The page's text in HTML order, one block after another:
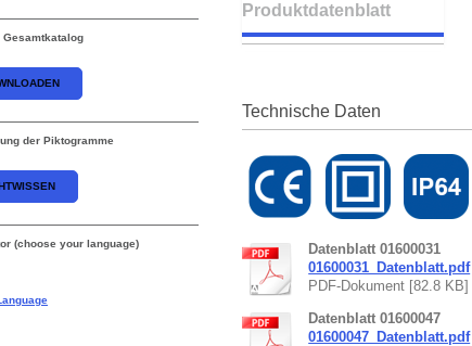
Produktdatenblatt
Technische Daten
Datenblatt 01600031
01600031_Datenblatt.pdf
PDF-Dokument [82.8 KB]
Datenblatt 01600047
01600047_Datenblatt.pdf
Gesamtkatalog
der Piktogramme
(choose your language)